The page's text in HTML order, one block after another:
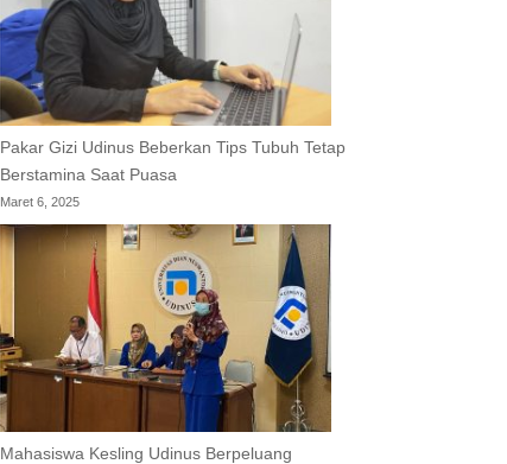
Pakar Gizi Udinus Beberkan Tips Tubuh Tetap
Berstamina Saat Puasa
Maret 6, 2025
Mahasiswa Kesling Udinus Berpeluang